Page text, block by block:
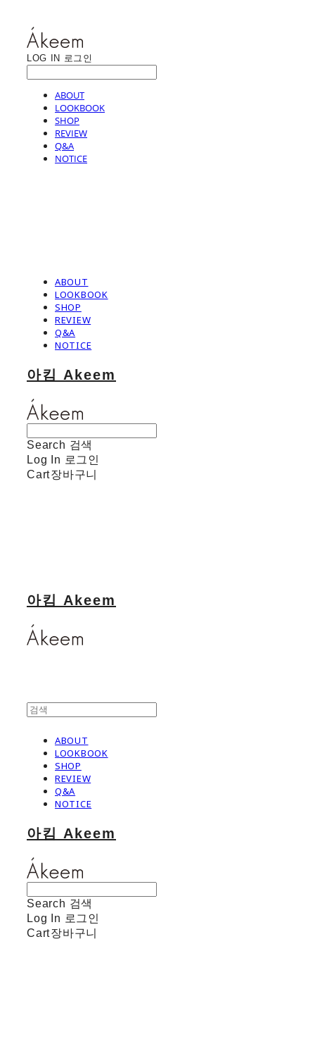
LOG IN 로그인
ABOUT
LOOKBOOK
SHOP
REVIEW
Q&A
NOTICE
ABOUT
LOOKBOOK
SHOP
REVIEW
Q&A
NOTICE
아킴 Akeem
Search 검색
Log In 로그인
Cart장바구니
아킴 Akeem
ABOUT
LOOKBOOK
SHOP
REVIEW
Q&A
NOTICE
아킴 Akeem
Search 검색
Log In 로그인
Cart장바구니